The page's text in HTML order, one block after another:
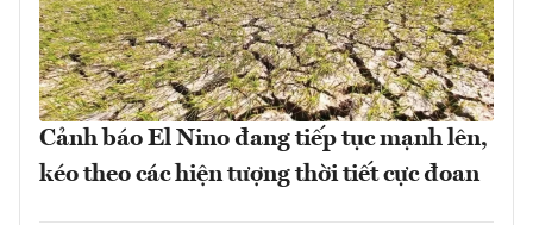
Cảnh báo El Nino đang tiếp tục mạnh lên,
kéo theo các hiện tượng thời tiết cực đoan